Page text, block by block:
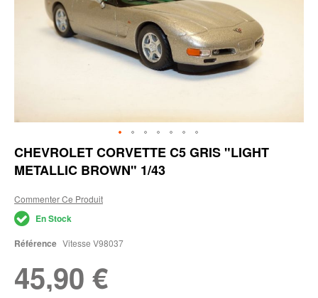
Skip
to
the
of
the
images
CHEVROLET CORVETTE C5 GRIS "LIGHT
METALLIC BROWN" 1/43
Commenter Ce Produit
En Stock
Référence Vitesse V98037
45,90 €